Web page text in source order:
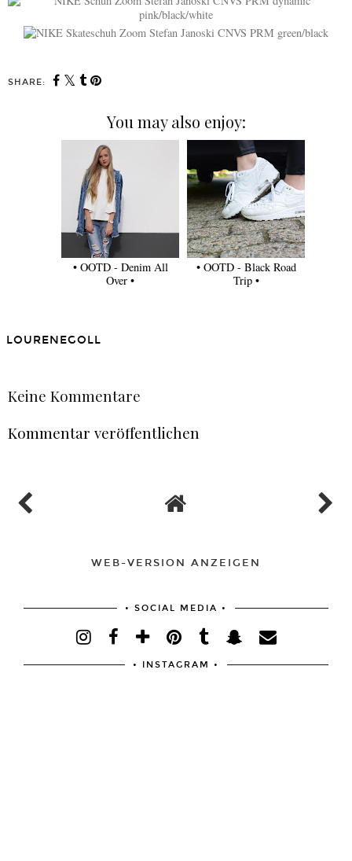
SHARE:
You may also enjoy:
• OOTD - Denim All
Over •
• OOTD - Black Road
Trip •
LOURENEGOLL
Keine Kommentare
Kommentar veröffentlichen
WEB-VERSION ANZEIGEN
• SOCIAL MEDIA •
• INSTAGRAM •